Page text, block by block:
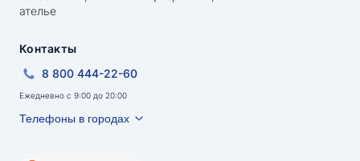
ателье
Контакты
8 800 444-22-60
Ежедневно с 9:00 до 20:00
Телефоны в городах